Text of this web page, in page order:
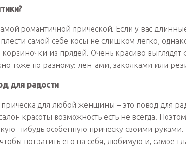
романтичной прической. Если у вас
самой себе косы не слишком легко,
из прядей. Очень красиво выглядят
тоже по разному: лентами, заколками или
для радости
для любой женщины – это повод для
красоты возможность есть не всегда.
нибудь особенную прическу своими
потратить его на себя, любимую и, самое